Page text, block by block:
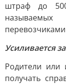
штраф до
Усиливается
Родители или
получать